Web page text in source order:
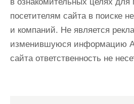
посетителям сайта в поиске
и компаний. Не является
изменившуюся информацию
сайта ответственность не